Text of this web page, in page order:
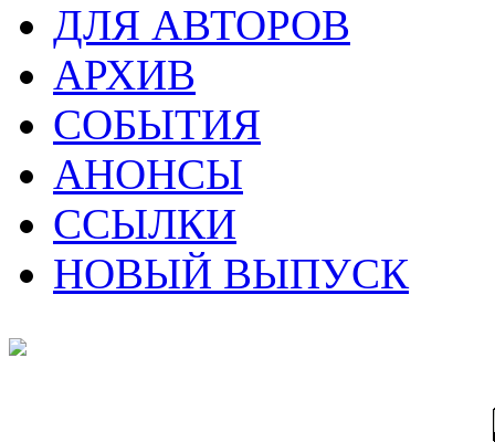
ДЛЯ АВТОРОВ
АРХИВ
СОБЫТИЯ
АНОНСЫ
ССЫЛКИ
НОВЫЙ ВЫПУСК